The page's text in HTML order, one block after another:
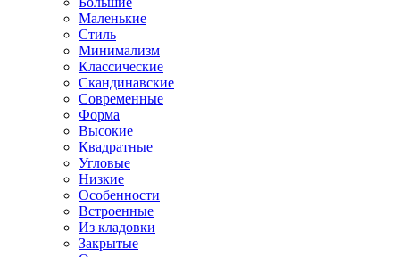
Маленькие
Стиль
Минимализм
Классические
Скандинавские
Современные
Форма
Высокие
Квадратные
Угловые
Низкие
Особенности
Встроенные
Из кладовки
Закрытые